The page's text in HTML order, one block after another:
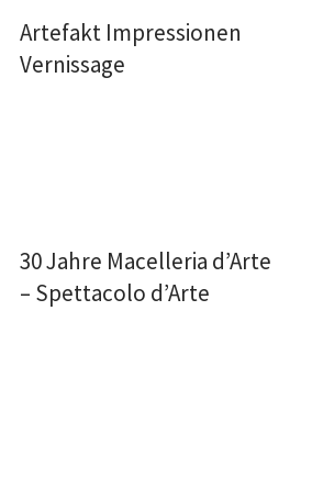
Artefakt Impressionen
Vernissage
30 Jahre Macelleria d’Arte
– Spettacolo d’Arte